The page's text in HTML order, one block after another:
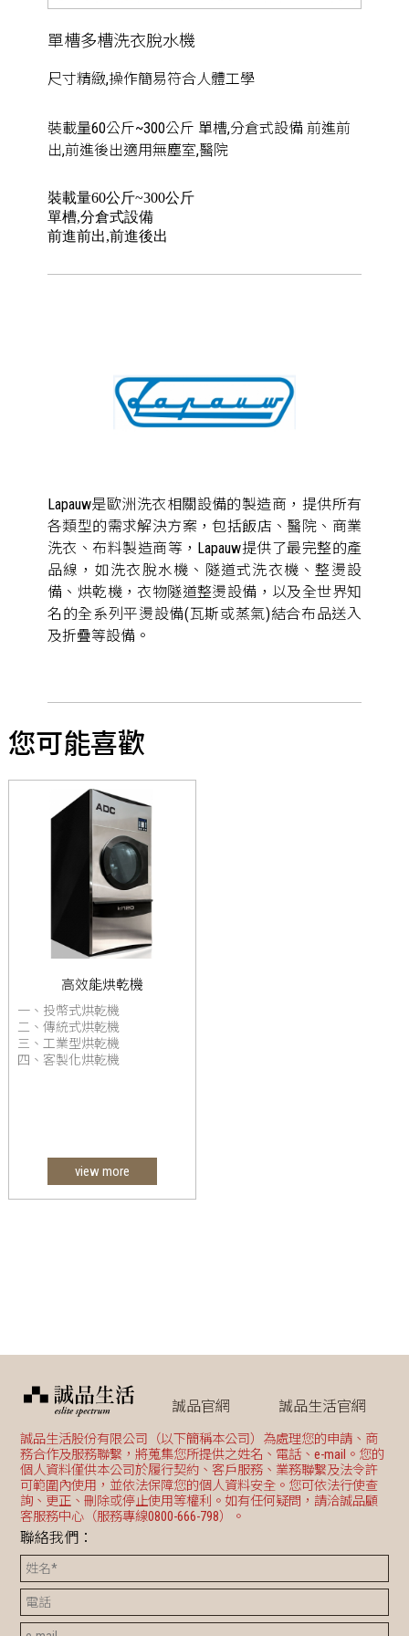
單槽多槽洗衣脫水機
尺寸精緻,操作簡易符合人體工學
裝載量60公斤~300公斤 單槽,分倉式設備 前進前
出,前進後出適用無塵室,醫院
裝載量60公斤~300公斤
單槽,分倉式設備
前進前出,前進後出
Lapauw是歐洲洗衣相關設備的製造商，提供所有
各類型的需求解決方案，包括飯店、醫院、商業
洗衣、布料製造商等，Lapauw提供了最完整的產
品線，如洗衣脫水機、隧道式洗衣機、整燙設
備、烘乾機，衣物隧道整燙設備，以及全世界知
名的全系列平燙設備(瓦斯或蒸氣)結合布品送入
及折疊等設備。
您可能喜歡
高效能烘乾機
一、投幣式烘乾機
二、傳統式烘乾機
三、工業型烘乾機
四、客製化烘乾機
view more
誠品官網 誠品生活官網
誠品生活股份有限公司（以下簡稱本公司）為處理您的申請、商
務合作及服務聯繫，將蒐集您所提供之姓名、電話、e-mail。您的
個人資料僅供本公司於履行契約、客戶服務、業務聯繫及法令許
可範圍內使用，並依法保障您的個人資料安全。您可依法行使查
詢、更正、刪除或停止使用等權利。如有任何疑問，請洽誠品顧
客服務中心（服務專線0800-666-798）。
聯絡我們：